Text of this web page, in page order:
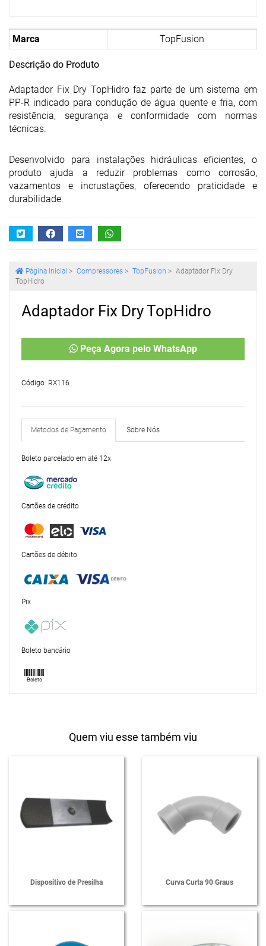
Marca TopFusion
Descrição do Produto
Adaptador Fix Dry TopHidro faz parte de um sistema em
PP-R indicado para condução de água quente e fria, com
resistência, segurança e conformidade com normas
técnicas.
Desenvolvido para instalações hidráulicas eficientes, o
produto ajuda a reduzir problemas como corrosão,
vazamentos e incrustações, oferecendo praticidade e
durabilidade.
Página Inicial > Compressores > TopFusion > Adaptador Fix Dry
TopHidro
Adaptador Fix Dry TopHidro
Peça Agora pelo WhatsApp
Código: RX116
Metodos de Pagamento Sobre Nós
Boleto parcelado em até 12x
Cartões de crédito
Cartões de débito
Pix
Boleto bancário
Quem viu esse também viu
Dispositivo de Presilha Curva Curta 90 Graus